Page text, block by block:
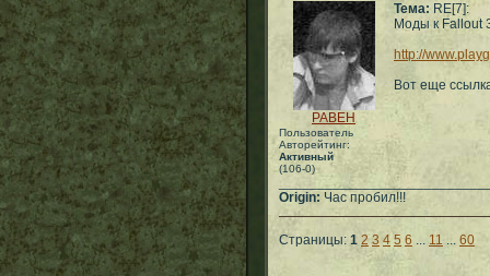
PABEH
Пользователь
Авторейтинг:
Активный
(106-0)
Тема: RE[7]:
Моды к Fallout
http://
Вот еще
Origin: Час пробил!!!
Страницы: 1 2 3 4 5 6 ... 11 ... 60